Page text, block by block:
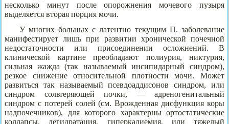
несколько минут после опорожнения мочевого пузыря
выделяется вторая порция мочи.
У многих больных с латентно текущим П. заболевание
манифестирует лишь при развитии хронической почечной
недостаточности или присоединении осложнений. В
клинической картине преобладают полиурия, никтурия,
сильная жажда (так называемый инсипидарный синдром),
резкое снижение относительной плотности мочи. Может
развиться так называемый псевдоаддисонов синдром, или
синдром сольтеряющей почки, — адреногенитальный
синдром с потерей солей (см. Врожденная дисфункция коры
надпочечников), для которого характерны ортостатические
коллапсы, дегидратация, гиперкалиемия, или тяжелый